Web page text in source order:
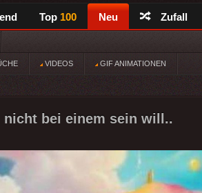
Top 100 Neu Zufall
VIDEOS GIF ANIMATIONEN
nicht bei einem sein will..